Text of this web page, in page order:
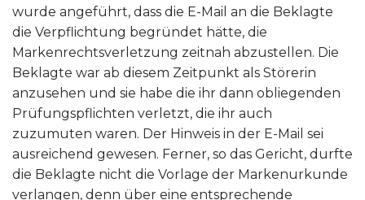
wurde angeführt, dass die E-Mail an die Beklagte
die Verpflichtung begründet hätte, die
Markenrechtsverletzung zeitnah abzustellen. Die
Beklagte war ab diesem Zeitpunkt als Störerin
anzusehen und sie habe die ihr dann obliegenden
Prüfungspflichten verletzt, die ihr auch
zuzumuten waren. Der Hinweis in der E-Mail sei
ausreichend gewesen. Ferner, so das Gericht, durfte
die Beklagte nicht die Vorlage der Markenurkunde
verlangen, denn über eine entsprechende